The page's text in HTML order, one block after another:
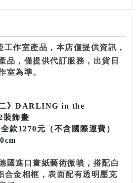
工作室產品，本店僅提供資訊，
品，僅提供代訂服務，出貨日
室為準。
二》DARLING in the
飾畫
款1270元 （不含國際運費）
國進口畫紙藝術微噴，搭配白
合金相框，表面配有透明壓克